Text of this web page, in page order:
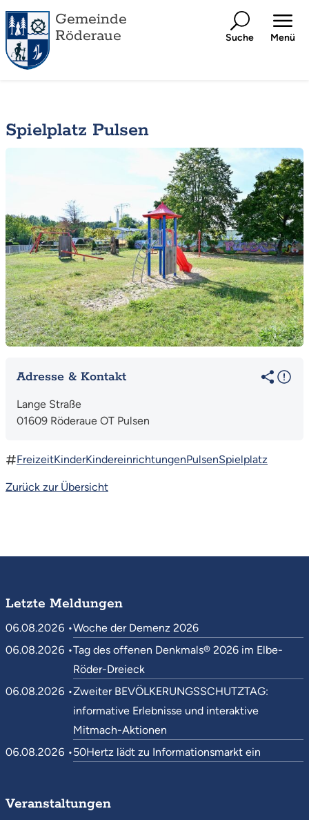
Gemeinde
Röderaue
Suche Menü
Spielplatz Pulsen
Adresse & Kontakt
Lange Straße
01609 Röderaue OT Pulsen
FreizeitKinderKindereinrichtungenPulsenSpielplatz
Zurück zur Übersicht
Letzte Meldungen
06.08.2026 •Woche der Demenz 2026
06.08.2026 •Tag des offenen Denkmals® 2026 im Elbe-
Röder-Dreieck
06.08.2026 •Zweiter BEVÖLKERUNGSSCHUTZTAG:
informative Erlebnisse und interaktive
Mitmach-Aktionen
06.08.2026 •50Hertz lädt zu Informationsmarkt ein
Veranstaltungen